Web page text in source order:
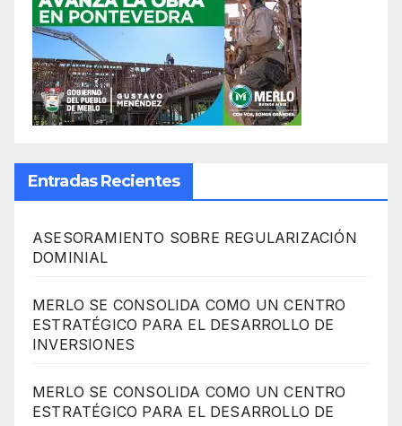
Entradas Recientes
ASESORAMIENTO SOBRE REGULARIZACIÓN
DOMINIAL
MERLO SE CONSOLIDA COMO UN CENTRO
ESTRATÉGICO PARA EL DESARROLLO DE
INVERSIONES
MERLO SE CONSOLIDA COMO UN CENTRO
ESTRATÉGICO PARA EL DESARROLLO DE